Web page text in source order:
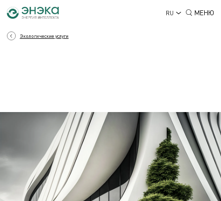
RU МЕНЮ
Экологические услуги
ЭКОЛОГИЯ